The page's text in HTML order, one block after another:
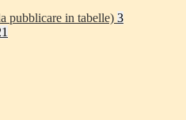
pubblicare in tabelle) 3